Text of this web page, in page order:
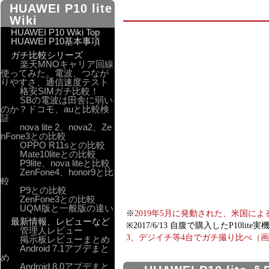
※2019年5月に発動された、米国に
※2017/6/13 自腹で購入したP10lite実
3、デジイチ等4台でガチ撮り比べ（
HUAWEI P10 lite
Wiki
HUAWEI P10 Wiki Top
HUAWEI P10基本事項
ガチ比較シリーズ
楽天MNOキャリア回線
使ってみた。電波、つなが
りやすさ、通信速度テスト
格安SIMガチ比較！
SBの電波は田舎に弱い
のか？ドコモ、auと比較検
証
nova lite 2、nova2、Ze
nFone3との比較
OPPO R11sとの比較
Mate10liteとの比較
P9lite、nova liteと比較
ZenFone4、honor9と比
較
P9との比較
ZenFone3との比較
UQM版と一般版の違い
最新情報、レビューなど
管理人レビュー
掲示板レビューまとめ
Android 7.1アプデまと
め
Android 8.0アプデまと